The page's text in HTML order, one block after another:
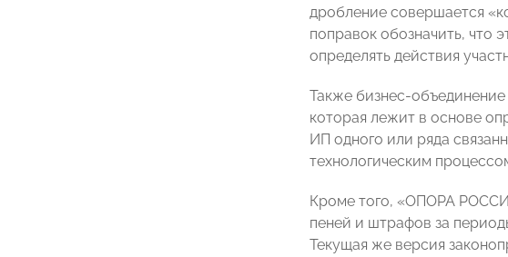
дробление совершается
поправок обозначить, что
определять действия
Также бизнес-объединение
которая лежит в основе
ИП одного или ряда
технологическим
Кроме того, «ОПОРА
пеней и штрафов за
Текущая же версия